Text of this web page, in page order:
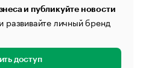
и публикуйте новости
развивайте личный бренд
доступ